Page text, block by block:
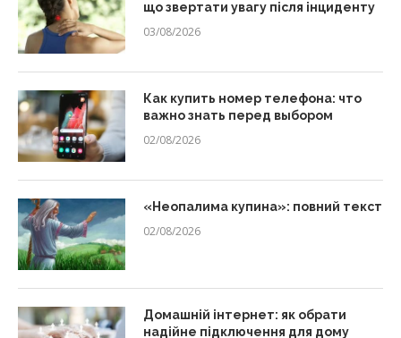
що звертати увагу після інциденту
03/08/2026
Как купить номер телефона: что
важно знать перед выбором
02/08/2026
«Неопалима купина»: повний текст
02/08/2026
Домашній інтернет: як обрати
надійне підключення для дому